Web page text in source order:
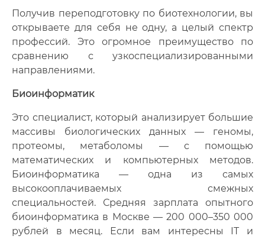
Получив переподготовку по биотехнологии, вы
открываете для себя не одну, а целый спектр
профессий. Это огромное преимущество по
сравнению с узкоспециализированными
направлениями.
Биоинформатик
Это специалист, который анализирует большие
массивы биологических данных — геномы,
протеомы, метаболомы — с помощью
математических и компьютерных методов.
Биоинформатика — одна из самых
высокооплачиваемых смежных
специальностей. Средняя зарплата опытного
биоинформатика в Москве — 200 000–350 000
рублей в месяц. Если вам интересны IT и